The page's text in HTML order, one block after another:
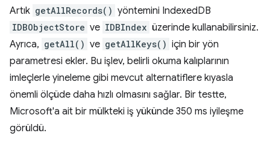
Artık getAllRecords() yöntemini IndexedDB
IDBObjectStore ve IDBIndex üzerinde kullanabilirsiniz.
Ayrıca, getAll() ve getAllKeys() için bir yön
parametresi ekler. Bu işlev, belirli okuma kalıplarının
imleçlerle yineleme gibi mevcut alternatiflere kıyasla
önemli ölçüde daha hızlı olmasını sağlar. Bir testte,
Microsoft'a ait bir mülkteki iş yükünde 350 ms iyileşme
görüldü.